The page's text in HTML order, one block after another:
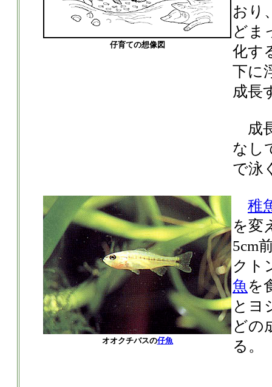
おり
どま
化す
下に
成長
成
なし
で泳
稚
を変
5cm
クト
魚 を
とヨ
どの
る。
仔育ての想像図
オオクチバスの仔魚